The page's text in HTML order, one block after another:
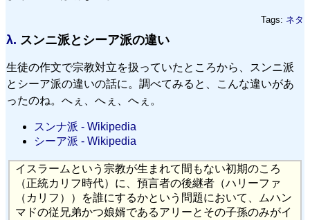
Tags: ネタ
λ. スンニ派とシーア派の違い
生徒の作文で宗教対立を扱っていたところから、スンニ派
とシーア派の違いの話に。調べてみると、こんな違いがあ
ったのね。へぇ、へぇ、へぇ。
スンナ派 - Wikipedia
シーア派 - Wikipedia
イスラームという宗教が生まれて間もない初期のころ
（正統カリフ時代）に、預言者の後継者（ハリーファ
（カリフ））を誰にするかという問題において、ムハン
マドの従兄弟かつ娘婿であるアリーとその子孫のみがイ